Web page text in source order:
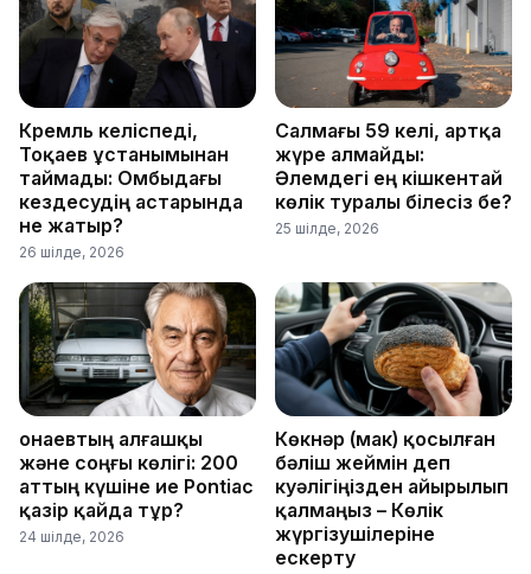
Кремль келіспеді,
Тоқаев ұстанымынан
таймады: Омбыдағы
кездесудің астарында
не жатыр?
26 шілде, 2026
Салмағы 59 келі, артқа
жүре алмайды:
Әлемдегі ең кішкентай
көлік туралы білесіз бе?
25 шілде, 2026
Қонаевтың алғашқы
және соңғы көлігі: 200
аттың күшіне ие Pontiac
қазір қайда тұр?
24 шілде, 2026
Көкнәр (мак) қосылған
бәліш жеймін деп
куәлігіңізден айырылып
қалмаңыз – Көлік
жүргізушілеріне
ескерту